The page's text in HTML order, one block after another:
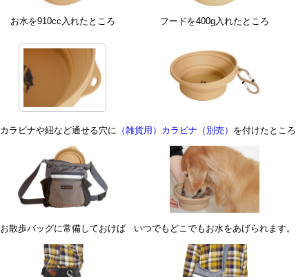
お水を910cc入れたところ フードを400g入れたところ
カラビナや紐など通せる穴に （雑貨用）カラビナ（別売） を付けたところ
お散歩バッグに常備しておけば いつでもどこでもお水をあげられます。